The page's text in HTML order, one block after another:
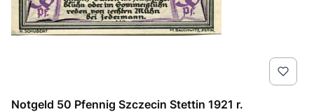
Notgeld 50 Pfennig Szczecin Stettin 1921 r.